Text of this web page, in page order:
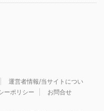
運営者情報/当サイトについ
ーポリシー お問合せ